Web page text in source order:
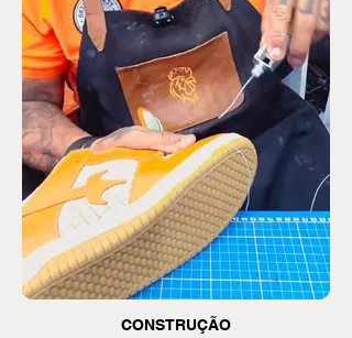
CONSTRUÇÃO